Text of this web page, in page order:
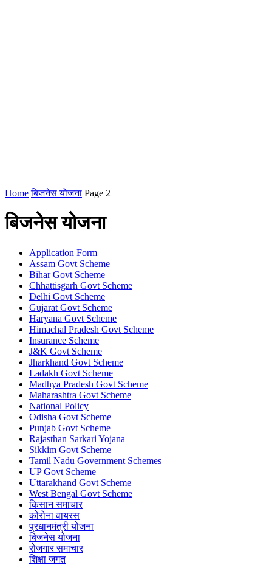
Home बिजनेस योजना Page 2
बिजनेस योजना
Application Form
Assam Govt Scheme
Bihar Govt Scheme
Chhattisgarh Govt Scheme
Delhi Govt Scheme
Gujarat Govt Scheme
Haryana Govt Scheme
Himachal Pradesh Govt Scheme
Insurance Scheme
J&K Govt Scheme
Jharkhand Govt Scheme
Ladakh Govt Scheme
Madhya Pradesh Govt Scheme
Maharashtra Govt Scheme
National Policy
Odisha Govt Scheme
Punjab Govt Scheme
Rajasthan Sarkari Yojana
Sikkim Govt Scheme
Tamil Nadu Government Schemes
UP Govt Scheme
Uttarakhand Govt Scheme
West Bengal Govt Scheme
किसान समाचार
कोरोना वायरस
प्रधानमंत्री योजना
बिजनेस योजना
रोजगार समाचार
शिक्षा जगत